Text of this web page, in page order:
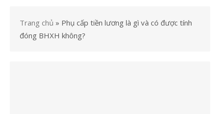
Trang chủ » Phụ cấp tiền lương là gì và có được tính
đóng BHXH không?